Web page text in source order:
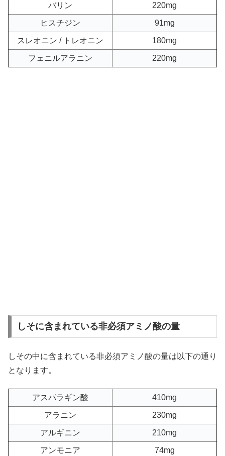
バリン 220mg
ヒスチジン 91mg
スレオニン / トレオニン 180mg
フェニルアラニン 220mg
しそに含まれている非必須アミノ酸の量
しその中に含まれている非必須アミノ酸の量は以下の通り
となります。
アスパラギン酸 410mg
アラニン 230mg
アルギニン 210mg
アンモニア 74mg